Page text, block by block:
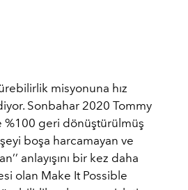
misyonuna hız
Sonbahar 2020 Tommy
%100 geri dönüştürülmüş
şeyi boşa harcamayan ve
anlayışını bir kez daha
olan Make It Possible